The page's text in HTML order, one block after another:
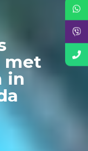
met
in